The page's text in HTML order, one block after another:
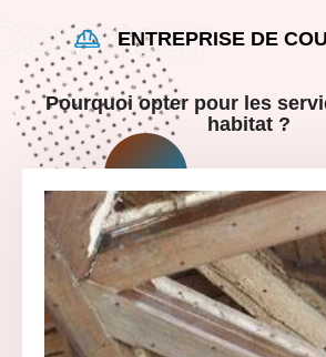
ENTREPRISE DE
Pourquoi opter pour les
habitat ?